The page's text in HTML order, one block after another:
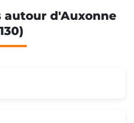
autour d'Auxonne